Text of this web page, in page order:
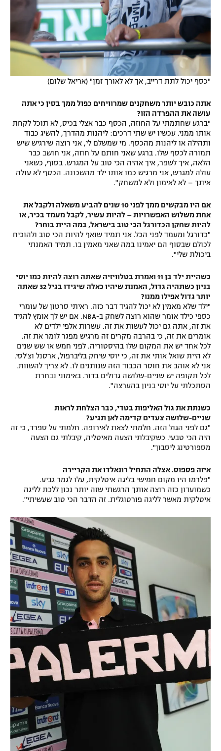
"כסף יכול לתת דרייב, אך לא לאורך זמן" (אריאל שלום)
אתה כובש יותר משחקנים שמרוויחים כפול ממך בסין כי אתה
עושה את ההפרדה הזו?
"ברגע שחתמתי על החוזה, הכסף כבר אצלי בכיס, לא תוכל לקחת
אותו ממני. עכשיו יש שתי דרכים: ליהנות מהדרך, להשיג כבוד
ותהילה או ליהנות מהכסף. מי שמשלם לי, אני רוצה שירגיש שיש
תמורה לכסף שלו. ברגע שאני חותם על חוזה, אני חושב כבר
הלאה, איך לשפר, איך אהיה הכי טוב על המגרש. בסוף, כשאני
עולה למגרש, אני מרגיש כמו אותו ילד מהשכונה. הכסף לא עולה
איתך – לא לאימון ולא למשחק".
אם היו מבקשים ממך לפני 10 שנים להביע משאלה ולקבל את
אחת משלוש האפשרויות – להיות עשיר, לקבל מעמד בכיר, או
להיות שחקן הכדורגל הכי טוב בישראל, במה היית בוחר?
"כדורגל ומעמד לפני הכל. אני תמיד שואף להיות הכי טוב ולהוכיח
לכולם שבסוף הם יאמינו במה שאני מאמין בו. תמיד האמנתי
ביכולת שלי".
כשהיית ילד בן 11 ואמרת בטלוויזיה שאתה רוצה להיות כמו יוסי
בניון כשתהיה גדול, האמנת שיהיו כאלה שיגידו בגיל 32 שאתה
יותר גדול אפילו ממנו?
"ילד שלא מאמין לא יכול להגיד דבר כזה. ראיתי סרטון של עומרי
כספי כילד אומר שהוא רוצה לשחק ב-NBA. אם יש לך אומץ להגיד
את זה, אתה גם יכול לעשות את זה. עשרות אלפי ילדים לא
אומרים את זה, כי בהרבה מקרים זה מרגיש מפגר לומר את זה.
לכל אחד יש את המקום שלו בהיסטוריה. לפני חמש או שש שנים
לא היית שואל אותי את זה, כי יוסי שיחק בליברפול, ארסנל וצ'לסי.
אני לא אוהב את חוסר הכבוד הזה שנותנים לו. לא צריך להשוות.
לכל תקופה יש שניים-שלושה גדולים בדור. באימוני נבחרת
הסתכלתי על יוסי בניון בהערצה".
כשנתת את גול האליפות בטדי, כבר הצלחת לראות
שניים-שלושה צעדים קדימה לאן תגיע?
"גם לפני הגול הזה. חלמתי לצאת לאירופה. חלמתי על ספרד, כי זה
היה הכי טבעי. כשקיבלתי הצעה מאיטליה, קיבלתי גם הצעה
מספורטינג ליסבון".
איזה פספוס. אצלה התחיל רונאלדו את הקריירה
"פלרמו היו מקום חמישי בליגה איטלקית, עלו לגמר גביע.
כשמועדון כזה רוצה אותך הרגשתי שזה יותר נכון ללכת לליגה
איטלקית מאשר לליגה פורטוגלית. זה הדבר הכי טוב שעשיתי".